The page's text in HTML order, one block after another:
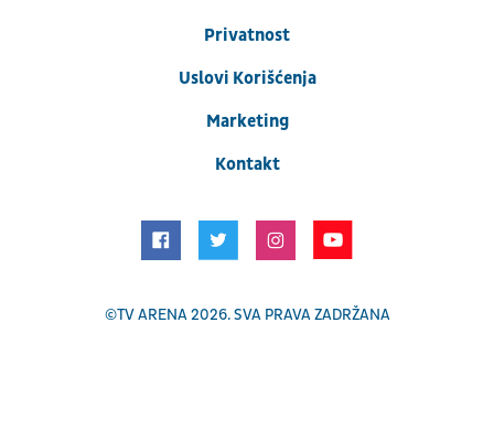
Privatnost
Uslovi Korišćenja
Marketing
Kontakt
©TV ARENA2026. SVA PRAVA ZADRŽANA